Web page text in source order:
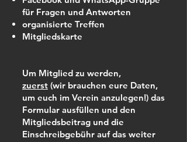
für Fragen und Antworten
organisierte Treffen
Mitgliedskarte
Um Mitglied zu werden,
zuerst (wir brauchen eure Daten,
um euch im Verein anzulegen!) das
Formular ausfüllen und den
Mitgliedsbeitrag und die
Einschreibgebühr auf das weiter